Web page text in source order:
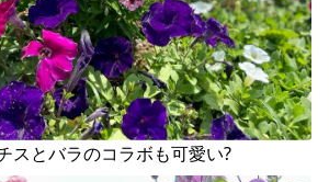
スとバラのコラボも可愛い?